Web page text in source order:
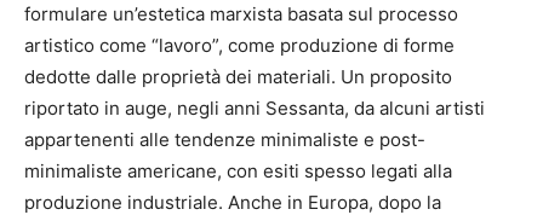
formulare un’estetica marxista basata sul processo
artistico come “lavoro”, come produzione di forme
dedotte dalle proprietà dei materiali. Un proposito
riportato in auge, negli anni Sessanta, da alcuni artisti
appartenenti alle tendenze minimaliste e post-
minimaliste americane, con esiti spesso legati alla
produzione industriale. Anche in Europa, dopo la